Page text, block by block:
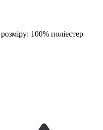
100% поліестер